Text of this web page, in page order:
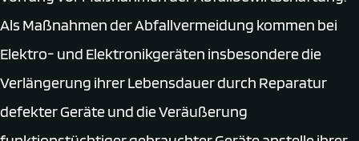
Als Maßnahmen der Abfallvermeidung kommen bei
Elektro- und Elektronikgeräten insbesondere die
Verlängerung ihrer Lebensdauer durch Reparatur
defekter Geräte und die Veräußerung